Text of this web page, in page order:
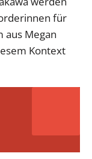
für
aus Megan
Kontext